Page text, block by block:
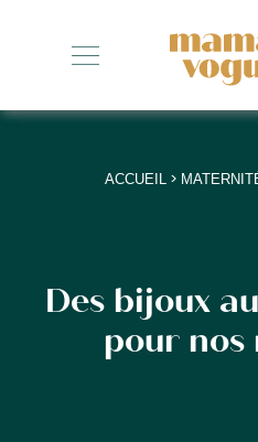
+
+
+
+
ACCUEIL >
Des bijoux
pour nos